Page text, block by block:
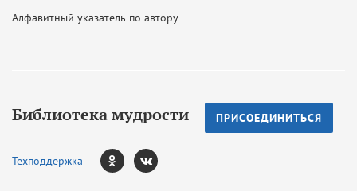
Алфавитный указатель по автору
Библиотека мудрости ПРИСОЕДИНИТЬСЯ
Техподдержка